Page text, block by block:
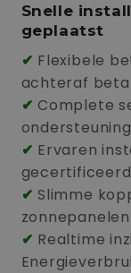
3
|
13,5
KW
|
4,6
kW
Hybride
|
|
|
|
Snelle
geplaatst
✔ Flexibele
achteraf
✔ Complete
✔ Ervaren
gecertificeerd
✔ Slimme
zonnepanelen
✔ Realtime